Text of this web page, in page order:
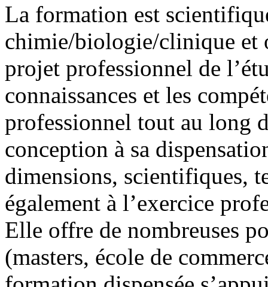
La formation est
chimie/biologie/clinique et
projet professionnel de
connaissances et les
professionnel tout au long
conception à sa
dimensions, scientifiques,
également à l’exercice
Elle offre de nombreuses
(masters, école de